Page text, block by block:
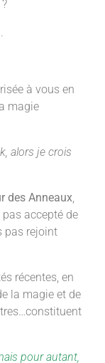
?
à vous en
magie
alors je crois
des Anneaux,
accepté de
pas rejoint
récentes, en
la magie et de
pour autant,